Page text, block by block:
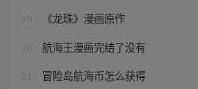
19 《龙珠》漫画原作
20 航海王漫画完结了没有
21 冒险岛航海币怎么获得